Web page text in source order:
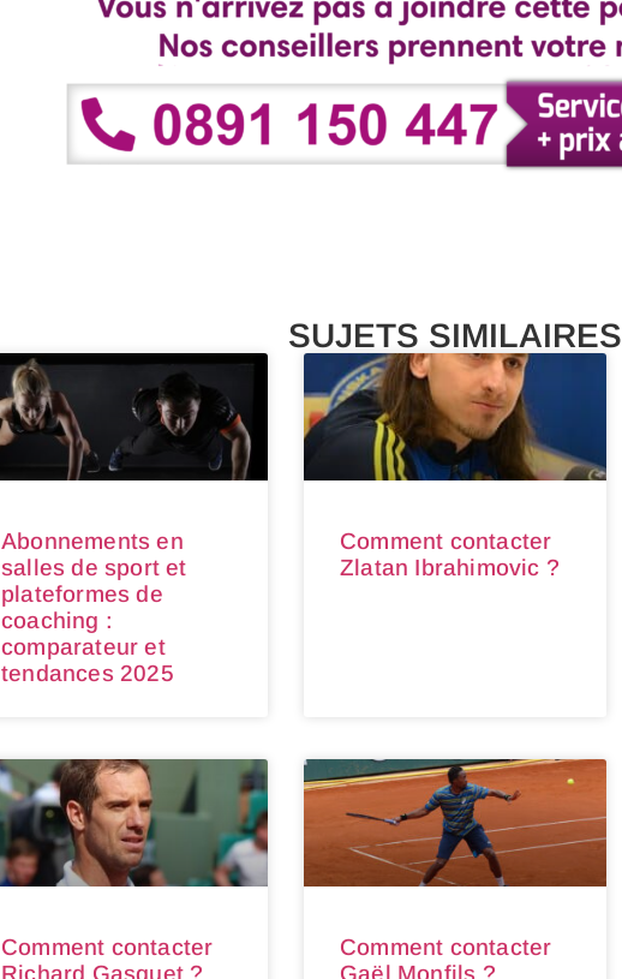
SUJETS SIMILAIRES
Abonnements en
salles de sport et
plateformes de
coaching :
comparateur et
tendances 2025
Comment contacter
Zlatan Ibrahimovic ?
Comment contacter
Richard Gasquet ?
Comment contacter
Gaël Monfils ?